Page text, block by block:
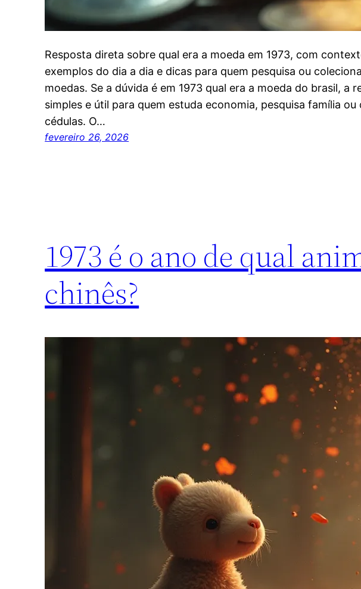
Resposta direta sobre qual era a moeda em 1973, com
exemplos do dia a dia e dicas para quem pesquisa ou
moedas. Se a dúvida é em 1973 qual era a moeda do brasil, a
simples e útil para quem estuda economia, pesquisa família ou
cédulas. O…
fevereiro 26, 2026
1973 é o ano de qual
chinês?